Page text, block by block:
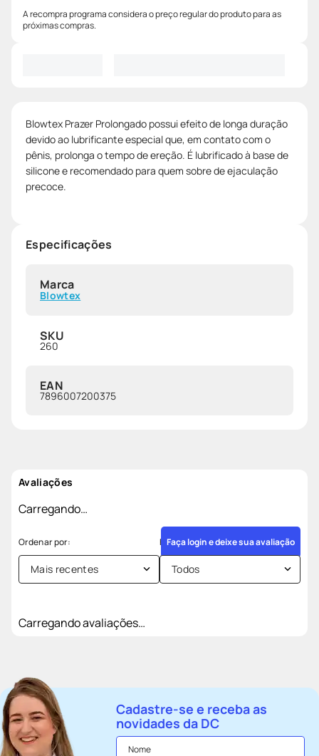
A recompra programa considera o preço regular do produto para as
próximas compras.
Blowtex Prazer Prolongado possui efeito de longa duração
devido ao lubrificante especial que, em contato com o
pênis, prolonga o tempo de ereção. É lubrificado à base de
silicone e recomendado para quem sobre de ejaculação
precoce.
Especificações
Marca
Blowtex
SKU
260
EAN
7896007200375
Avaliações
Carregando…
Faça login e deixe sua avaliação
Mais recentes Todos
Carregando avaliações…
Cadastre-se e receba as
novidades da DC